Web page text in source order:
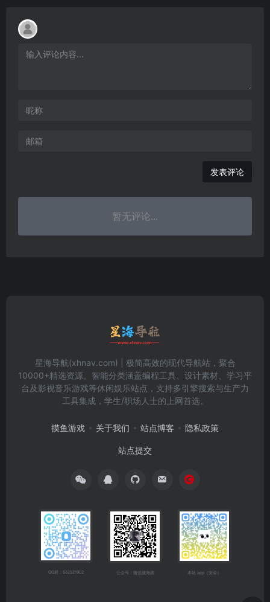
发表评论
暂无评论...
星海导航(xhnav.com) | 极简高效的现代导航站，聚合
10000+精选资源。智能分类涵盖编程工具、设计素材、学习平
台及影视音乐游戏等休闲娱乐站点，支持多引擎搜索与生产力
工具集成，学生/职场人士的上网首选。
摸鱼游戏 关于我们 站点博客 隐私政策
站点提交
QQ群：682921902 公众号：微信搜海拥 本站 app（安卓）